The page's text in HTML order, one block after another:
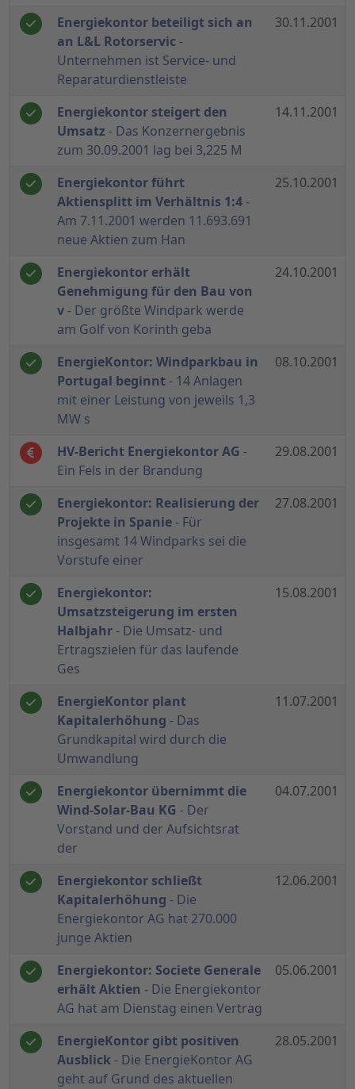
Energiekontor beteiligt sich an
an L&L Rotorservic -
Unternehmen ist Service- und
Reparaturdienstleiste
30.11.2001
Energiekontor steigert den
Umsatz - Das Konzernergebnis
zum 30.09.2001 lag bei 3,225 M
14.11.2001
Energiekontor führt
Aktiensplitt im Verhältnis 1:4 -
Am 7.11.2001 werden 11.693.691
neue Aktien zum Han
25.10.2001
Energiekontor erhält
Genehmigung für den Bau von
v- Der größte Windpark werde
am Golf von Korinth geba
24.10.2001
EnergieKontor: Windparkbau in
Portugal beginnt - 14 Anlagen
mit einer Leistung von jeweils 1,3
MW s
08.10.2001
HV-Bericht Energiekontor AG -
Ein Fels in der Brandung
29.08.2001
Energiekontor: Realisierung der
Projekte in Spanie - Für
insgesamt 14 Windparks sei die
Vorstufe einer
27.08.2001
Energiekontor:
Umsatzsteigerung im ersten
Halbjahr- Die Umsatz- und
Ertragszielen für das laufende
Ges
15.08.2001
EnergieKontor plant
Kapitalerhöhung - Das
Grundkapital wird durch die
Umwandlung
11.07.2001
Energiekontor übernimmt die
Wind-Solar-Bau KG - Der
Vorstand und der Aufsichtsrat
der
04.07.2001
Energiekontor schließt
Kapitalerhöhung - Die
Energiekontor AG hat 270.000
junge Aktien
12.06.2001
Energiekontor: Societe Generale
erhält Aktien - Die Energiekontor
AG hat am Dienstag einen Vertrag
05.06.2001
EnergieKontor gibt positiven
Ausblick - Die EnergieKontor AG
geht auf Grund des aktuellen
28.05.2001